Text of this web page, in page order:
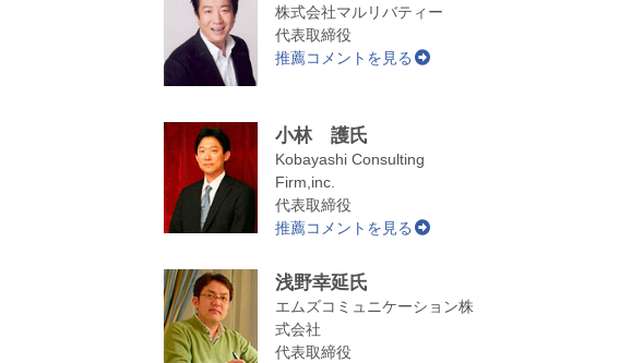
株式会社マルリバティー
代表取締役
推薦コメントを見る
小林 護氏
Kobayashi Consulting
Firm,inc.
代表取締役
推薦コメントを見る
浅野幸延氏
エムズコミュニケーション株
式会社
代表取締役